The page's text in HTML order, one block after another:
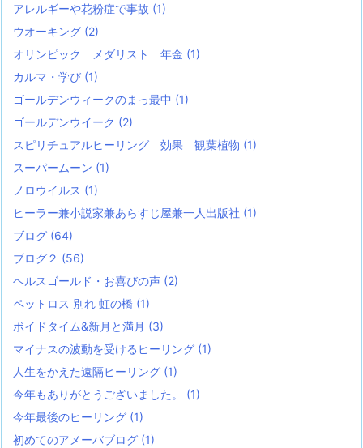
アレルギーや花粉症で事故 (1)
ウオーキング (2)
オリンピック メダリスト 年金 (1)
カルマ・学び (1)
ゴールデンウィークのまっ最中 (1)
ゴールデンウイーク (2)
スピリチュアルヒーリング 効果 観葉植物 (1)
スーパームーン (1)
ノロウイルス (1)
ヒーラー兼小説家兼あらすじ屋兼一人出版社 (1)
ブログ (64)
ブログ２ (56)
ヘルスゴールド・お喜びの声 (2)
ペットロス 別れ 虹の橋 (1)
ボイドタイム&新月と満月 (3)
マイナスの波動を受けるヒーリング (1)
人生をかえた遠隔ヒーリング (1)
今年もありがとうございました。 (1)
今年最後のヒーリング (1)
初めてのアメーバブログ (1)